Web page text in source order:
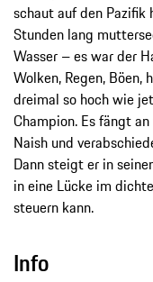
schaut auf den Pazifik
Stunden lang
Wasser – es war der
Wolken, Regen, Böen,
dreimal so hoch wie
Champion. Es fängt
Naish und
Dann steigt er in
in eine Lücke im
steuern kann.
Info